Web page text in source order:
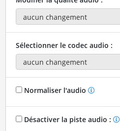
Sélectionner le codec audio :
Normaliser l'audio
Désactiver la piste audio :